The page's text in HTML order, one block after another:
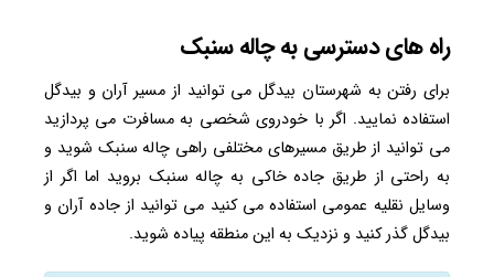
راه های دسترسی به چاله سنبک
برای رفتن به شهرستان بیدگل می توانید از مسیر آران و بیدگل
استفاده نمایید. اگر با خودروی شخصی به مسافرت می پردازید
می توانید از طریق مسیرهای مختلفی راهی چاله سنبک شوید و
به راحتی از طریق جاده خاکی به چاله سنبک بروید اما اگر از
وسایل نقلیه عمومی استفاده می کنید می توانید از جاده آران و
بیدگل گذر کنید و نزدیک به این منطقه پیاده شوید.